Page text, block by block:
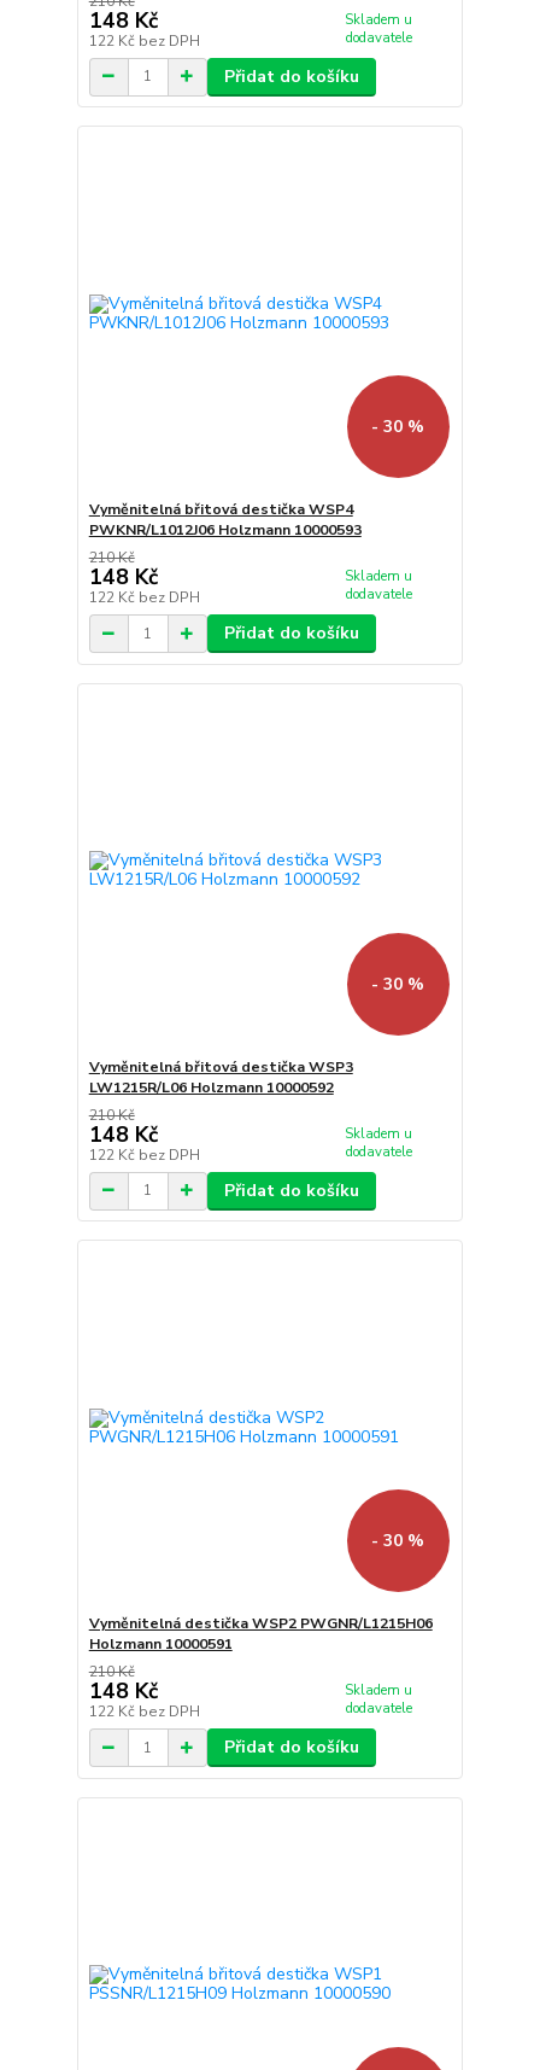
148 Kč
122 Kč bez DPH
Skladem u
dodavatele
Přidat do košíku
- 30 %
Vyměnitelná břitová destička WSP4
PWKNR/L1012J06 Holzmann 10000593
210 Kč
148 Kč
122 Kč bez DPH
Skladem u
dodavatele
Přidat do košíku
- 30 %
Vyměnitelná břitová destička WSP3
LW1215R/L06 Holzmann 10000592
210 Kč
148 Kč
122 Kč bez DPH
Skladem u
dodavatele
Přidat do košíku
- 30 %
Vyměnitelná destička WSP2 PWGNR/L1215H06
Holzmann 10000591
210 Kč
148 Kč
122 Kč bez DPH
Skladem u
dodavatele
Přidat do košíku